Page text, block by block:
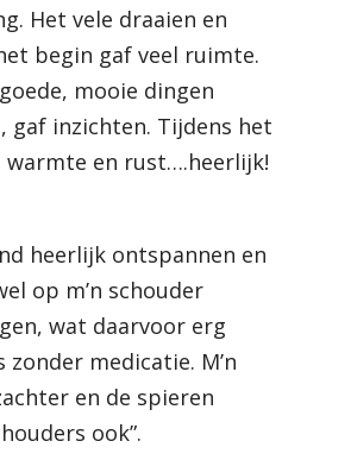
Het vele draaien en
begin gaf veel ruimte.
mooie dingen
gaf inzichten. Tijdens het
warmte en rust….heerlijk!
heerlijk ontspannen en
op m’n schouder
wat daarvoor erg
zonder medicatie. M’n
en de spieren
ook”.